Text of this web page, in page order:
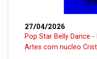
27/04/2026
Pop Star Belly Dance
Artes com nucleo